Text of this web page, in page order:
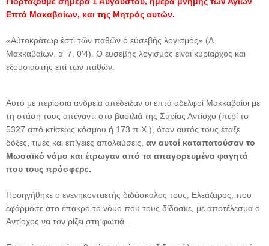
Επτά Μακαβαίων, και της Μητρός αυτών.
«Αὐτοκράτωρ ἐστὶ τῶν παθῶν ὁ εὐσεβὴς λογισμός» (Δ.
Μακκαβαίων, α' 7, θ'4). Ο ευσεβής λογισμός είναι κυρίαρχος και
εξουσιαστής επί των παθών.
Αυτό με περίσσια ανδρεία απέδειξαν οι επτά αδελφοί Μακκαβαίοι με
τη στάση τους απέναντι στο βασιλιά της Συρίας Αντίοχο (περί το
5327 από κτίσεως κόσμου ή 173 π.Χ.), όταν αυτός τους έταξε
δόξες, τιμές και επίγειες απολαύσεις, αν αυτοί καταπατούσαν το
Μωσαϊκό νόμο και έτρωγαν από τα απαγορευμένα φαγητά
που τους πρόσφερε.
Προηγήθηκε ο ενενηκονταετής διδάσκαλος τους, Ελεάζαρος, που
εφάρμοσε στο έπακρο το νόμο που τους δίδασκε, με αποτέλεσμα ο
Αντίοχος να τον ρίξει στη φωτιά.